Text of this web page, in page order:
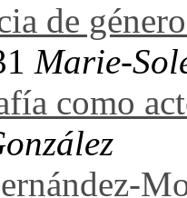
de
Marie-
como